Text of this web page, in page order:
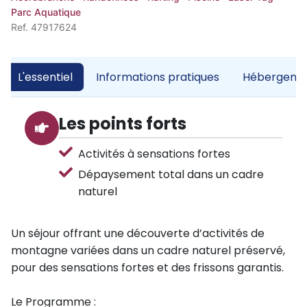
Parc Aquatique
Ref. 47917624
L'essentiel Informations pratiques
Les points forts
Activités à sensations fortes
Dépaysement total dans un cadre
naturel
Un séjour offrant une découverte d’activités de
montagne variées dans un cadre naturel préservé,
pour des sensations fortes et des frissons garantis.
Le Programme :